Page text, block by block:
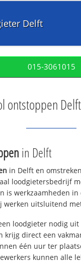
Delft
015-3061015
ontstoppen
in Delft
in Delft en
loodgietersbedrijf
is werkzaamheden
werken uitsluitend
loodgieter nodig uit
krijg direct een
één uur ter
kunnen alle